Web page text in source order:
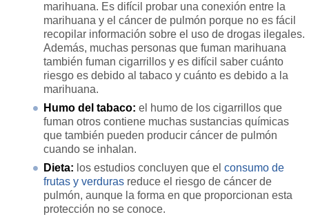
marihuana. Es difícil probar una conexión entre la
marihuana y el cáncer de pulmón porque no es fácil
recopilar información sobre el uso de drogas ilegales.
Además, muchas personas que fuman marihuana
también fuman cigarrillos y es difícil saber cuánto
riesgo es debido al tabaco y cuánto es debido a la
marihuana.
Humo del tabaco: el humo de los cigarrillos que
fuman otros contiene muchas sustancias químicas
que también pueden producir cáncer de pulmón
cuando se inhalan.
Dieta: los estudios concluyen que el consumo de
frutas y verduras reduce el riesgo de cáncer de
pulmón, aunque la forma en que proporcionan esta
protección no se conoce.